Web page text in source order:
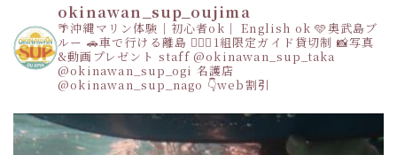
okinawan_sup_oujima
🌴沖縄マリン体験｜初心者ok｜ English ok 🩵奥武島ブ
ルー 🚗車で行ける離島 👩‍❤️‍👩1組限定ガイド貸切制 📸写真
&動画プレゼント staff@okinawan_sup_taka
@okinawan_sup_ogi 名護店
@okinawan_sup_nago 👇web割引